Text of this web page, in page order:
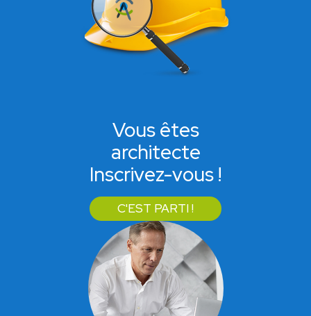
Vous êtes
architecte
Inscrivez-vous !
C'EST PARTI !